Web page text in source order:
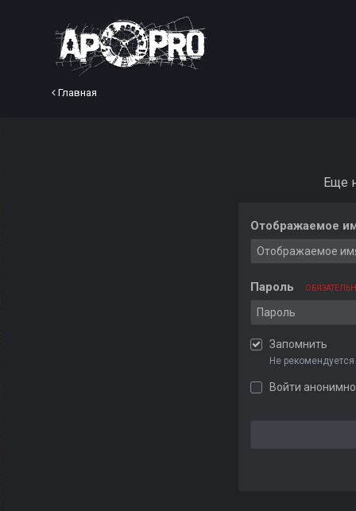
Главная
Еще
Отображаемое
Пароль
Запомнить
Не
Войти анонимно